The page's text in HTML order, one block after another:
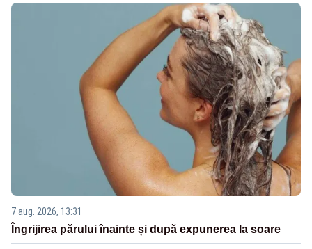
7 aug. 2026, 13:31
Îngrijirea părului înainte și după expunerea la soare